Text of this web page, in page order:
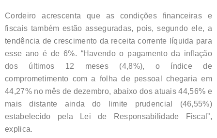
Cordeiro acrescenta que as condições financeiras e
fiscais também estão asseguradas, pois, segundo ele, a
tendência de crescimento da receita corrente líquida para
esse ano é de 6%. “Havendo o pagamento da inflação
dos últimos 12 meses (4,8%), o índice de
comprometimento com a folha de pessoal chegaria em
44,27% no mês de dezembro, abaixo dos atuais 44,56% e
mais distante ainda do limite prudencial (46,55%)
estabelecido pela Lei de Responsabilidade Fiscal”,
explica.